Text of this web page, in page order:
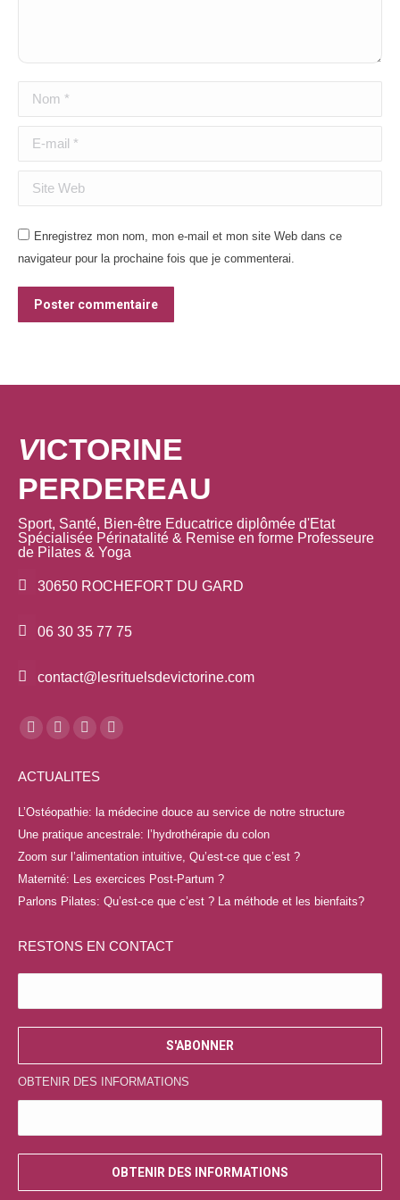
Nom *
E-mail *
Site Web
Enregistrez mon nom, mon e-mail et mon site Web dans ce
navigateur pour la prochaine fois que je commenterai.
Poster commentaire
VICTORINE
PERDEREAU
Sport, Santé, Bien-être Educatrice diplômée d'Etat
Spécialisée Périnatalité & Remise en forme Professeure
de Pilates & Yoga
30650 ROCHEFORT DU GARD
06 30 35 77 75
contact@lesrituelsdevictorine.com
Trouvez nous sur :
La
Facebook
s'ouvre
dans
une
nouvelle
fenêtre
La
YouTube
s'ouvre
dans
une
nouvelle
fenêtre
La
LinkedIn
s'ouvre
dans
une
nouvelle
fenêtre
La
s'ouvre
dans
une
nouvelle
fenêtre
ACTUALITES
L’Ostéopathie: la médecine douce au service de notre structure
Une pratique ancestrale: l’hydrothérapie du colon
Zoom sur l’alimentation intuitive, Qu’est-ce que c’est ?
Maternité: Les exercices Post-Partum ?
Parlons Pilates: Qu’est-ce que c’est ? La méthode et les bienfaits?
RESTONS EN CONTACT
OBTENIR DES INFORMATIONS